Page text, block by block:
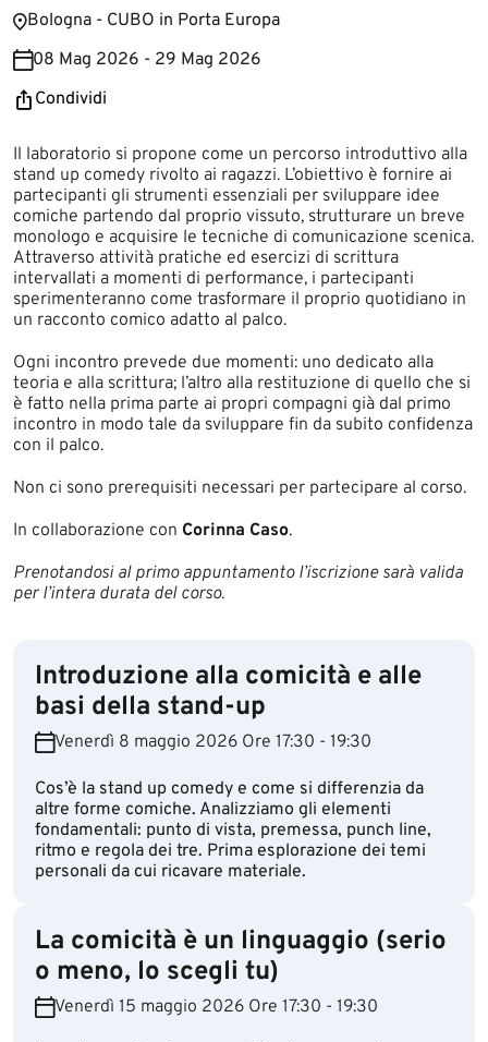
Bologna - CUBO in Porta Europa
08 Mag 2026 - 29 Mag 2026
Condividi
Il laboratorio si propone come un percorso introduttivo alla
stand up comedy rivolto ai ragazzi. L’obiettivo è fornire ai
partecipanti gli strumenti essenziali per sviluppare idee
comiche partendo dal proprio vissuto, strutturare un breve
monologo e acquisire le tecniche di comunicazione scenica.
Attraverso attività pratiche ed esercizi di scrittura
intervallati a momenti di performance, i partecipanti
sperimenteranno come trasformare il proprio quotidiano in
un racconto comico adatto al palco.
Ogni incontro prevede due momenti: uno dedicato alla
teoria e alla scrittura; l’altro alla restituzione di quello che si
è fatto nella prima parte ai propri compagni già dal primo
incontro in modo tale da sviluppare fin da subito confidenza
con il palco.
Non ci sono prerequisiti necessari per partecipare al corso.
In collaborazione con Corinna Caso.
Prenotandosi al primo appuntamento l’iscrizione sarà valida
per l’intera durata del corso.
Introduzione alla comicità e alle
basi della stand-up
Venerdì 8 maggio 2026 Ore 17:30 - 19:30
Cos’è la stand up comedy e come si differenzia da
altre forme comiche. Analizziamo gli elementi
fondamentali: punto di vista, premessa, punch line,
ritmo e regola dei tre. Prima esplorazione dei temi
personali da cui ricavare materiale.
La comicità è un linguaggio (serio
o meno, lo scegli tu)
Venerdì 15 maggio 2026 Ore 17:30 - 19:30